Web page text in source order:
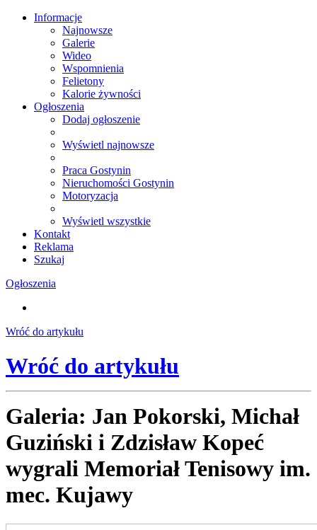
Informacje
Najnowsze
Galerie
Wideo
Wspomnienia
Felietony
Kalorie żywności
Ogłoszenia
Dodaj ogłoszenie
Wyświetl najnowsze
Praca Gostynin
Nieruchomości Gostynin
Motoryzacja
Wyświetl wszystkie
Kontakt
Reklama
Szukaj
Ogłoszenia
Wróć do artykułu
Wróć do artykułu
Galeria: Jan Pokorski, Michał
Guziński i Zdzisław Kopeć
wygrali Memoriał Tenisowy im.
mec. Kujawy